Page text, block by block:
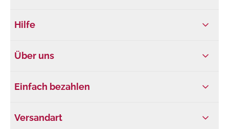
Hilfe
Über uns
Einfach bezahlen
Versandart